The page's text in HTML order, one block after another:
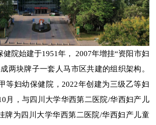
健院始建于1951年， 2007年增挂“资阳市妇
两块牌子一套人马市区共建的组织架构。
等妇幼保健院， 2022年创建为三级乙等妇
月，与四川大学华西第二医院/华西妇产儿
牌为四川大学华西第二医院/华西妇产儿童